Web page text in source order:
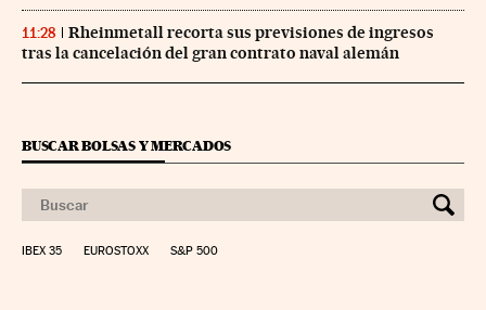
11:28
Rheinmetall recorta sus previsiones de ingresos
tras la cancelación del gran contrato naval alemán
BUSCAR BOLSAS Y MERCADOS
IBEX 35 EUROSTOXX S&P 500